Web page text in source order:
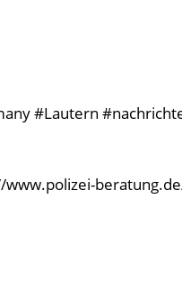
#Lautern